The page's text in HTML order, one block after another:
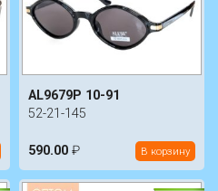
AL9679P 10-91
52-21-145
590.00 ₽ В корзину